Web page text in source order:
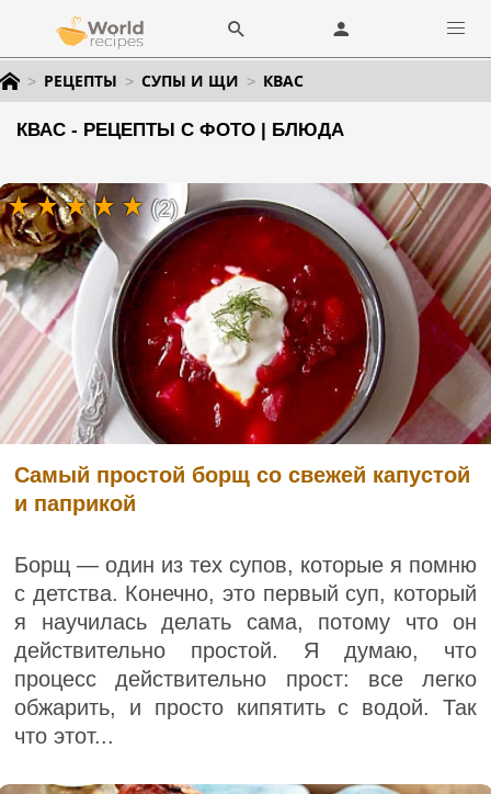
РЕЦЕПТЫ СУПЫ И ЩИ КВАС
КВАС - РЕЦЕПТЫ С ФОТО | БЛЮДА
Самый простой борщ со свежей капустой
и паприкой
Борщ — один из тех супов, которые я помню
с детства. Конечно, это первый суп, который
я научилась делать сама, потому что он
действительно простой. Я думаю, что
процесс действительно прост: все легко
обжарить, и просто кипятить с водой. Так
что этот...
(2)